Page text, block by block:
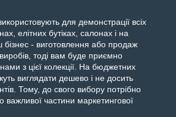
для демонстрації всіх
елітних бутіках, салонах і на
- виготовлення або продаж
тоді вам буде приємно
з цієї колекції. На бюджетних
виглядати дешево і не досить
Тому, до свого вибору потрібно
важливої частини маркетингової